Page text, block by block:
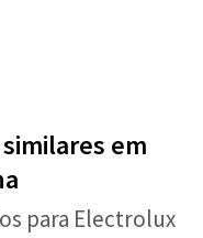
em
para Electrolux